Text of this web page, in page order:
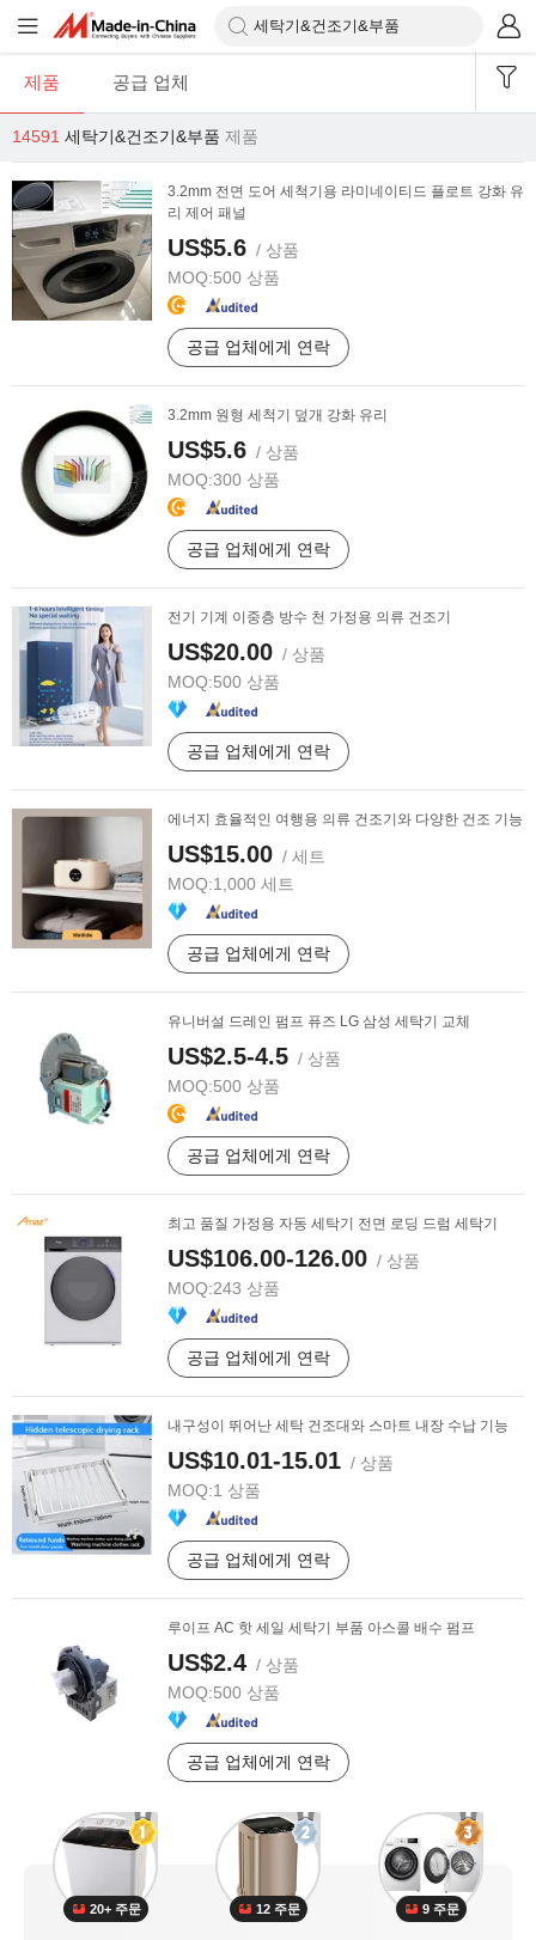
제품 공급 업체
14591 세탁기&건조기&부품 제품
3.2mm 전면 도어 세척기용 라미네이티드 플로트 강화 유
리 제어 패널
US$5.6 / 상품
MOQ:500 상품
공급 업체에게 연락
3.2mm 원형 세척기 덮개 강화 유리
US$5.6 / 상품
MOQ:300 상품
공급 업체에게 연락
전기 기계 이중층 방수 천 가정용 의류 건조기
US$20.00 / 상품
MOQ:500 상품
공급 업체에게 연락
에너지 효율적인 여행용 의류 건조기와 다양한 건조 기능
US$15.00 / 세트
MOQ:1,000 세트
공급 업체에게 연락
유니버설 드레인 펌프 퓨즈 LG 삼성 세탁기 교체
US$2.5-4.5 / 상품
MOQ:500 상품
공급 업체에게 연락
최고 품질 가정용 자동 세탁기 전면 로딩 드럼 세탁기
US$106.00-126.00 / 상품
MOQ:243 상품
공급 업체에게 연락
내구성이 뛰어난 세탁 건조대와 스마트 내장 수납 기능
US$10.01-15.01 / 상품
MOQ:1 상품
공급 업체에게 연락
루이프 AC 핫 세일 세탁기 부품 아스콜 배수 펌프
US$2.4 / 상품
MOQ:500 상품
공급 업체에게 연락
20+ 주문 12 주문 9 주문